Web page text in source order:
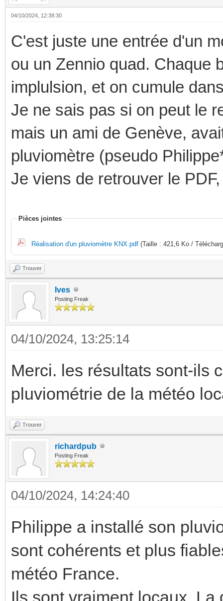
04/10/2024, 12:38:30
C'est juste une entrée d'un
ou un Zennio quad. Chaque
implulsion, et on cumule
Je ne sais pas si on peut le
mais un ami de Genève,
pluviomètre (pseudo
Je viens de retrouver le
Pièces jointes
Réalisation d'un pluviomètre KNX.pdf (Taille : 421,6 Ko /
Trouver
Ives
Posting Freak
04/10/2024, 13:25:14
Merci. les résultats sont-ils
pluviométrie de la météo
Trouver
richardpub
Posting Freak
04/10/2024, 14:24:40
Philippe a installé son
sont cohérents et plus
météo France.
Ils sont vraiment locaux.